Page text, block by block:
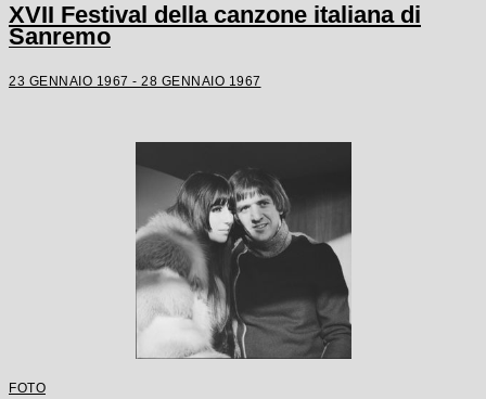
XVII Festival della canzone italiana di
Sanremo
23 GENNAIO 1967 - 28 GENNAIO 1967
FOTO